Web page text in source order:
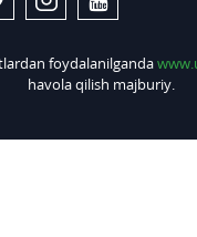
foydalanilganda
havola qilish majburiy.